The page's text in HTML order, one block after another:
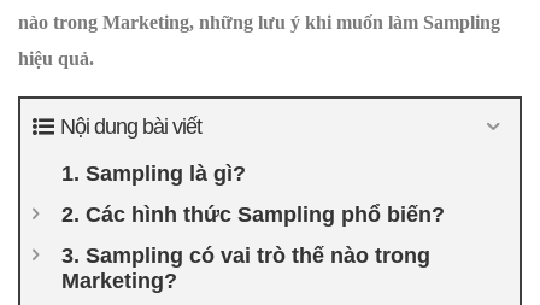
nào trong Marketing, những lưu ý khi muốn làm Sampling
hiệu quả.
Nội dung bài viết
1. Sampling là gì?
2. Các hình thức Sampling phổ biến?
3. Sampling có vai trò thế nào trong
Marketing?